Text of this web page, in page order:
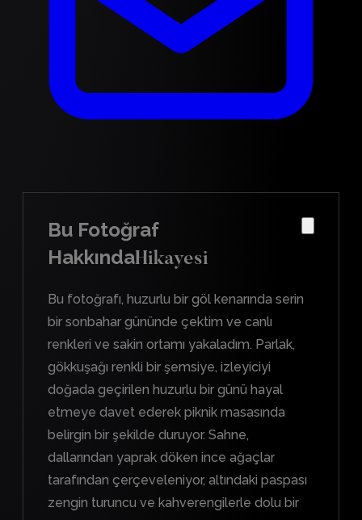
Bu Fotoğraf
HakkındaHikayesi
Bu fotoğrafı, huzurlu bir göl kenarında serin
bir sonbahar gününde çektim ve canlı
renkleri ve sakin ortamı yakaladım. Parlak,
gökkuşağı renkli bir şemsiye, izleyiciyi
doğada geçirilen huzurlu bir günü hayal
etmeye davet ederek piknik masasında
belirgin bir şekilde duruyor. Sahne,
dallarından yaprak döken ince ağaçlar
tarafından çerçeveleniyor, altındaki paspası
zengin turuncu ve kahverengilerle dolu bir